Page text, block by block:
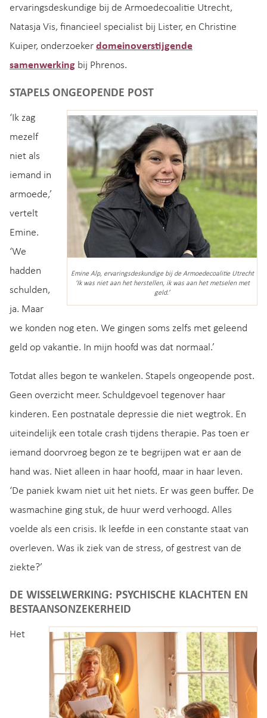
ervaringsdeskundige bij de Armoedecoalitie Utrecht,
Natasja Vis, financieel specialist bij Lister, en Christine
Kuiper, onderzoeker domeinoverstijgende
samenwerking bij Phrenos.
STAPELS ONGEOPENDE POST
Emine Alp, ervaringsdeskundige bij de Armoedecoalitie Utrecht
‘Ik was niet aan het herstellen, ik was aan het metselen met
geld.’
‘Ik zag
mezelf
niet als
iemand in
armoede,’
vertelt
Emine.
‘We
hadden
schulden,
ja. Maar
we konden nog eten. We gingen soms zelfs met geleend
geld op vakantie. In mijn hoofd was dat normaal.’
Totdat alles begon te wankelen. Stapels ongeopende post.
Geen overzicht meer. Schuldgevoel tegenover haar
kinderen. Een postnatale depressie die niet wegtrok. En
uiteindelijk een totale crash tijdens therapie. Pas toen er
iemand doorvroeg begon ze te begrijpen wat er aan de
hand was. Niet alleen in haar hoofd, maar in haar leven.
‘De paniek kwam niet uit het niets. Er was geen buffer. De
wasmachine ging stuk, de huur werd verhoogd. Alles
voelde als een crisis. Ik leefde in een constante staat van
overleven. Was ik ziek van de stress, of gestrest van de
ziekte?’
DE WISSELWERKING: PSYCHISCHE KLACHTEN EN
BESTAANSONZEKERHEID
Het